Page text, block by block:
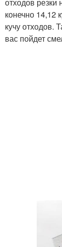
конечно 14,12
кучу отходов.
вас пойдет